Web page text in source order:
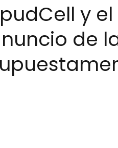
y
de